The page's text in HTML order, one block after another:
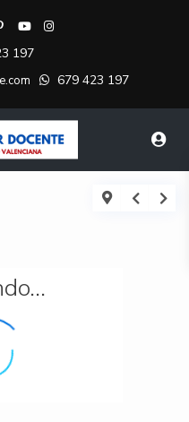
197
679 423 197